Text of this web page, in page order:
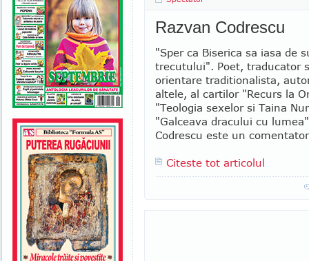
Razvan Codrescu
"Sper ca Biserica sa iasa de
trecutului". Poet, traducator
orientare traditionalista,
altele, al cartilor "Recurs la
"Teologia sexelor si Taina
"Galceava dracului cu
Codrescu este un
Citeste tot articolul